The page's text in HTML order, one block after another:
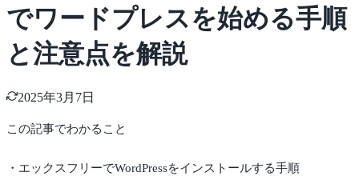
でワードプレスを始める手順
と注意点を解説
2025年3月7日
この記事でわかること
・エックスフリーでWordPressをインストールする手順